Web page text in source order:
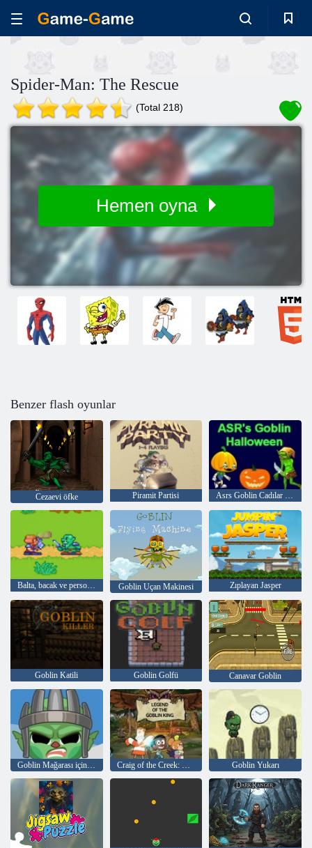
Spider-Man: The Rescue
(Total 218)
Hemen oyna
Benzer flash oyunlar
Cezaevi öfke Piramit Partisi Asrs Goblin Cadılar Bayramı
Balta, bacak ve personel Goblin Uçan Makinesi Zıplayan Jasper
Goblin Katili Goblin Golfü Canavar Goblin
Goblin Mağarası için Savaş Craig of the Creek: Goblin Kral Efsanesi Goblin Yukarı